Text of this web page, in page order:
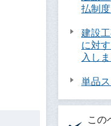
払制
建設
に対
入し
単品
この